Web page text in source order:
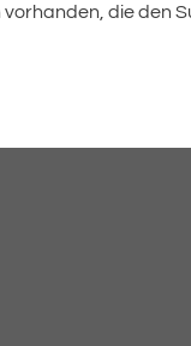
die den